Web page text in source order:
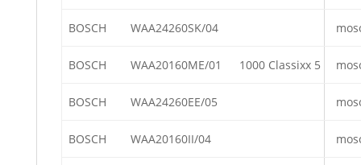
BOSCH WAA24260SK/04
BOSCH WAA20160ME/01 1000 Classixx 5
BOSCH WAA24260EE/05
BOSCH WAA20160II/04